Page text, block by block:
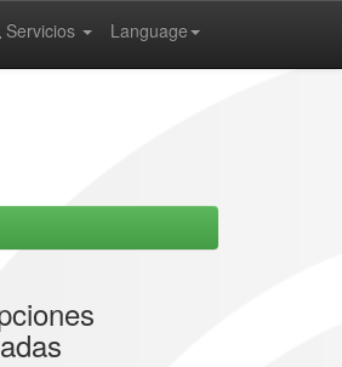
Language
Servicios